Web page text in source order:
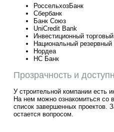
РоссельхозБанк
Сбербанк
Банк Союз
UniCredit Bank
Инвестиционный
Национальный резервный
Нордеа
НС Банк
Прозрачность и
У строительной компании есть
На нем можно ознакомиться со
список завершенных проектов.
остается вопросом.